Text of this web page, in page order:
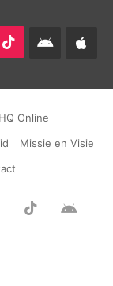
TikTokAndroid
HQ Online
Missie en Visie
TikTok